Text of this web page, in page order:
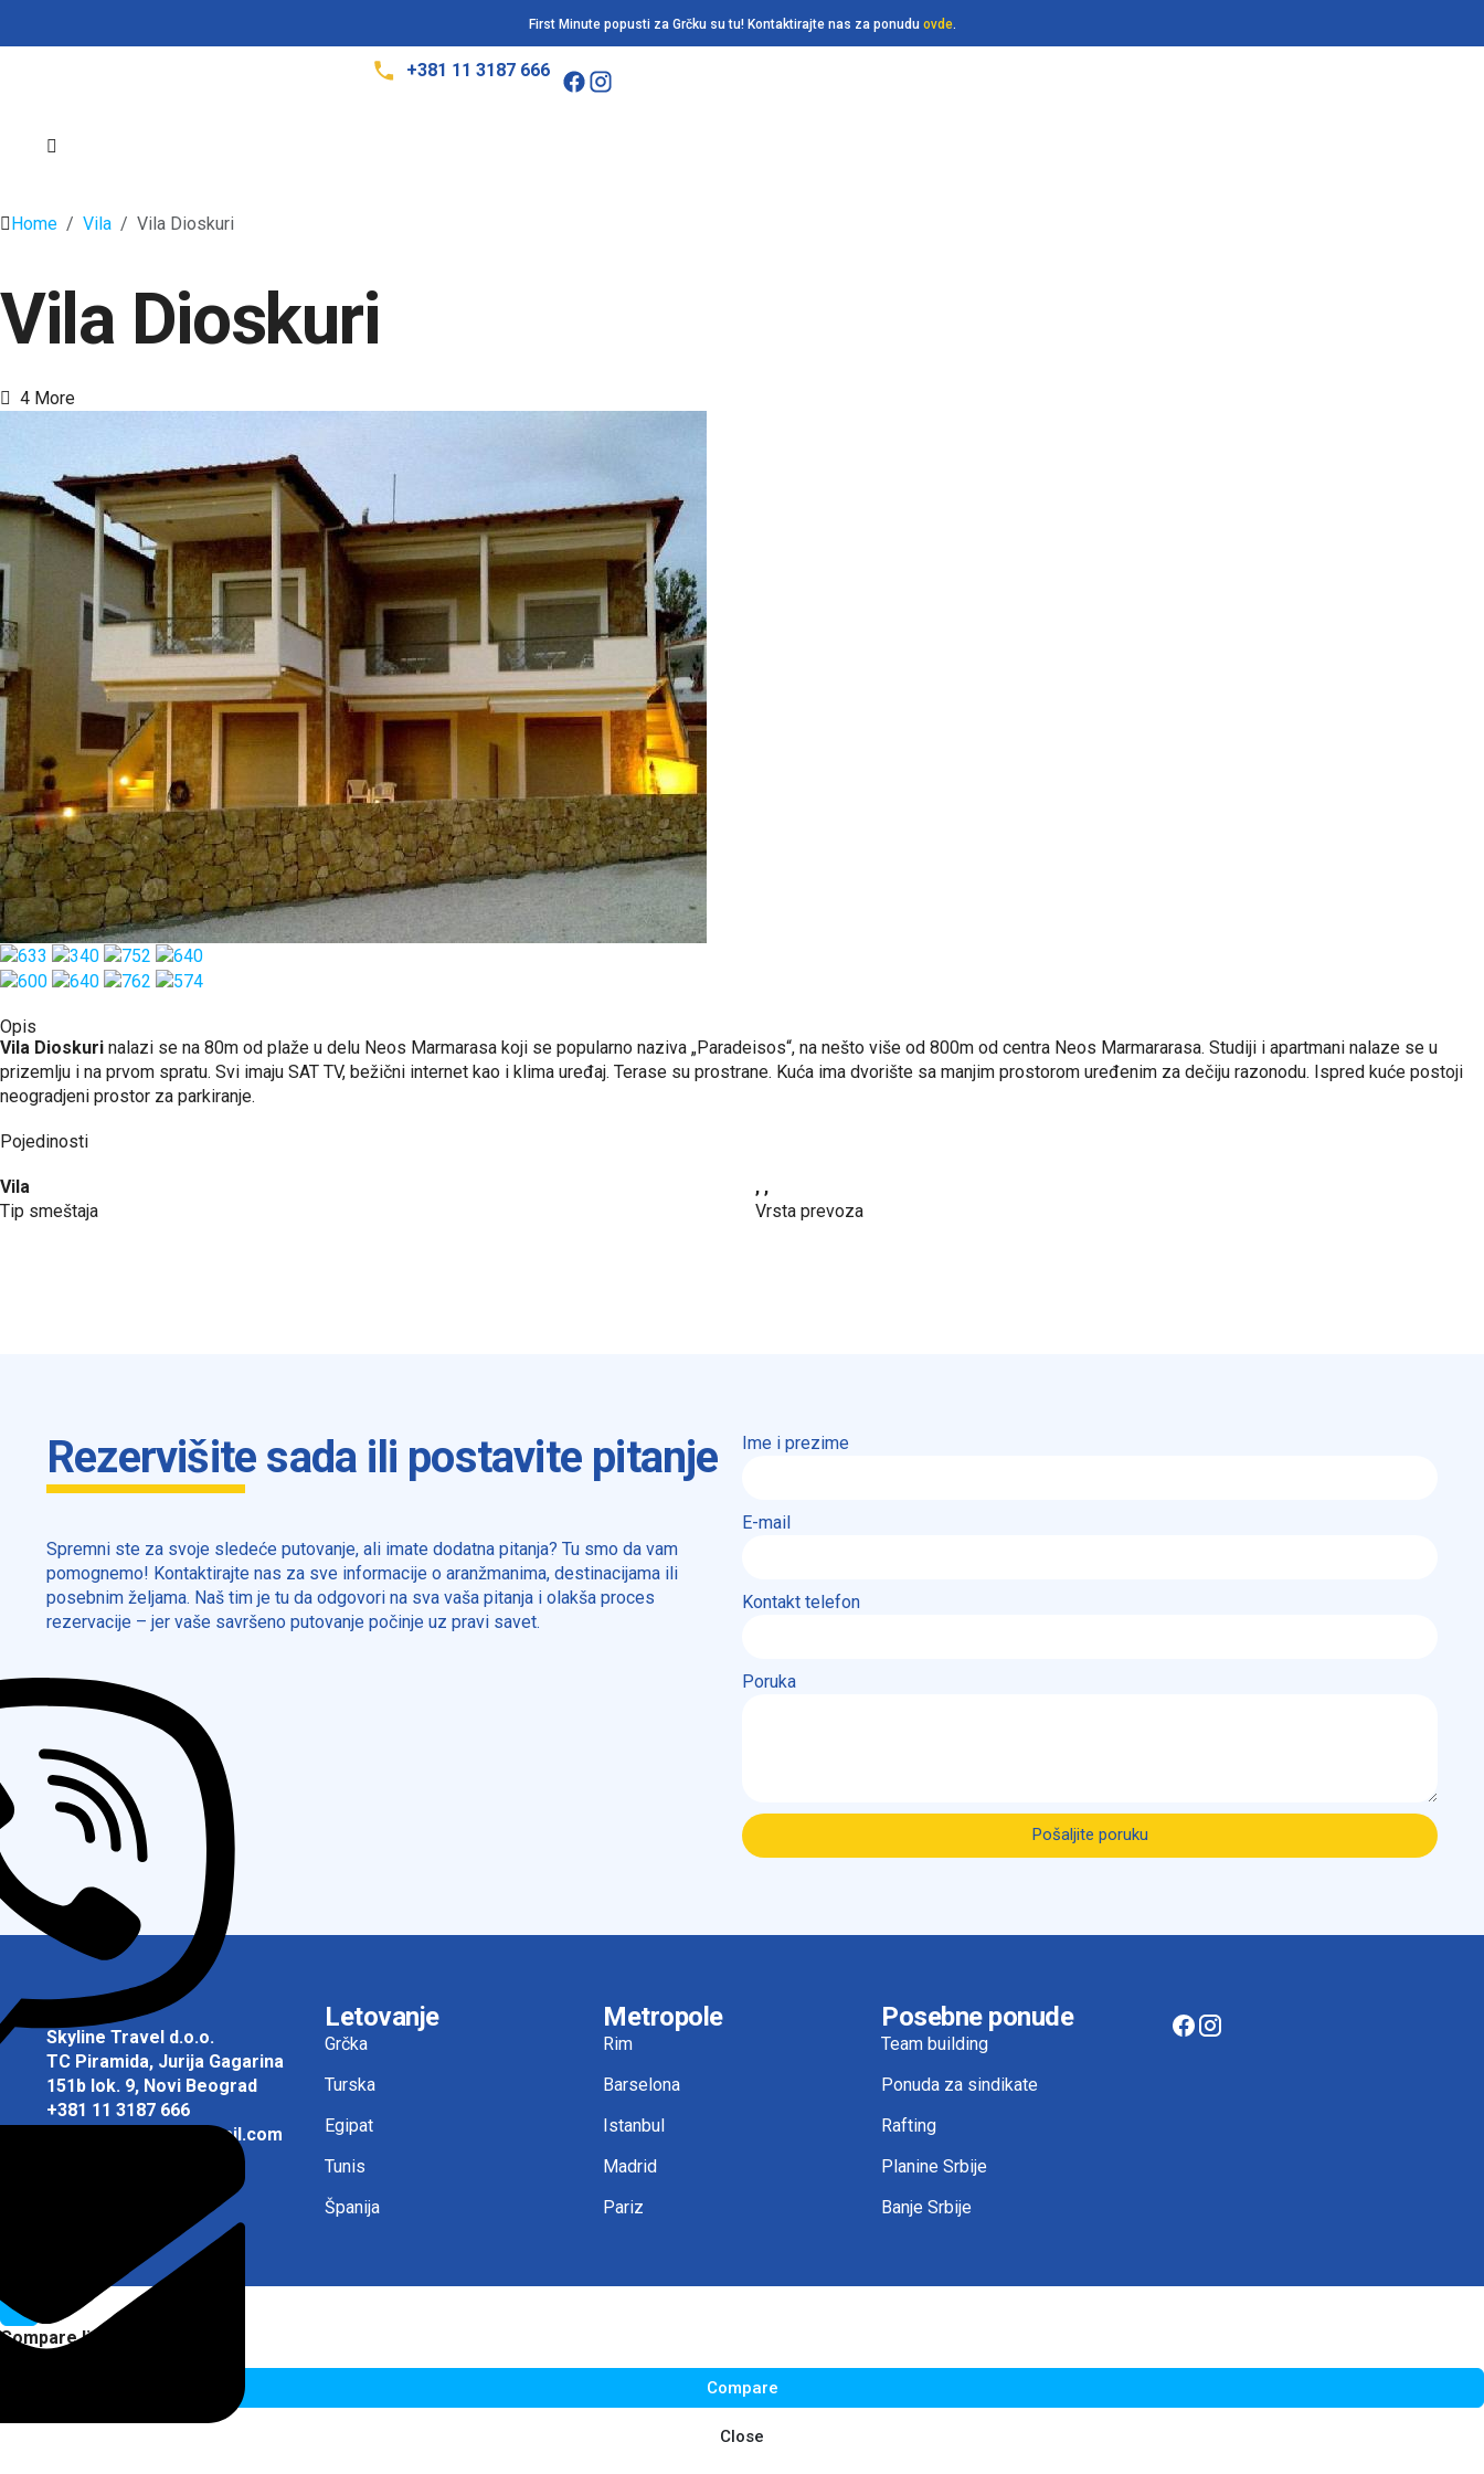
First Minute popusti za Grčku su tu! Kontaktirajte nas za ponudu ovde.
+381 11 3187 666
Home Vila Vila Dioskuri
Vila Dioskuri
4 More
Opis
Vila Dioskuri nalazi se na 80m od plaže u delu Neos Marmarasa koji se popularno naziva „Paradeisos“, na nešto više od 800m od centra Neos Marmararasa. Studiji i apartmani nalaze se u
prizemlju i na prvom spratu. Svi imaju SAT TV, bežični internet kao i klima uređaj. Terase su prostrane. Kuća ima dvorište sa manjim prostorom uređenim za dečiju razonodu. Ispred kuće postoji
neogradjeni prostor za parkiranje.
Pojedinosti
Vila
Tip smeštaja
, ,
Vrsta prevoza
Rezervišite sada ili postavite pitanje
Spremni ste za svoje sledeće putovanje, ali imate dodatna pitanja? Tu smo da vam
pomognemo! Kontaktirajte nas za sve informacije o aranžmanima, destinacijama ili
posebnim željama. Naš tim je tu da odgovori na sva vaša pitanja i olakša proces
rezervacije – jer vaše savršeno putovanje počinje uz pravi savet.
Ime i prezime
E-mail
Kontakt telefon
Poruka
Pošaljite poruku
Skyline Travel d.o.o.
TC Piramida, Jurija Gagarina
151b lok. 9, Novi Beograd
+381 11 3187 666
skyline.travelbg@gmail.com
Letovanje
Grčka
Turska
Egipat
Tunis
Španija
Metropole
Rim
Barselona
Istanbul
Madrid
Pariz
Posebne ponude
Team building
Ponuda za sindikate
Rafting
Planine Srbije
Banje Srbije
Compare listings
Compare
Close